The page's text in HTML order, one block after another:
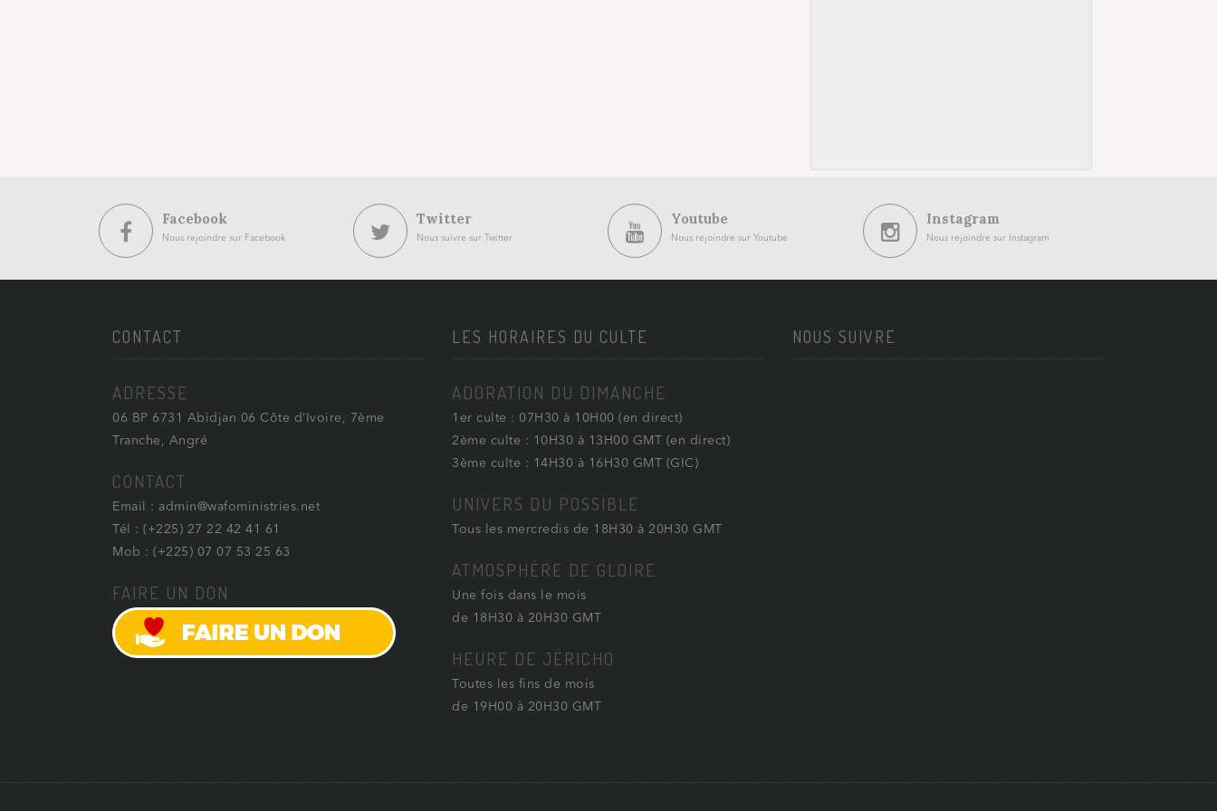
Facebook
Nous rejoindre sur Facebook
Twitter
Nous suivre sur Twitter
Youtube
Nous rejoindre sur Youtube
Instagram
Nous rejoindre sur Instagram
CONTACT
ADRESSE
06 BP 6731 Abidjan 06 Côte d’Ivoire, 7ème
Tranche, Angré
CONTACT
Email : admin@wafoministries.net
Tél : (+225) 27 22 42 41 61
Mob : (+225) 07 07 53 25 63
FAIRE UN DON
LES HORAIRES DU CULTE
ADORATION DU DIMANCHE
1er culte : 07H30 à 10H00 (en direct)
2ème culte : 10H30 à 13H00 GMT (en direct)
3ème culte : 14H30 à 16H30 GMT (GIC)
UNIVERS DU POSSIBLE
Tous les mercredis de 18H30 à 20H30 GMT
ATMOSPHÈRE DE GLOIRE
Une fois dans le mois
de 18H30 à 20H30 GMT
HEURE DE JÉRICHO
Toutes les fins de mois
de 19H00 à 20H30 GMT
NOUS SUIVRE